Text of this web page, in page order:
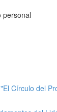
personal
Círculo del